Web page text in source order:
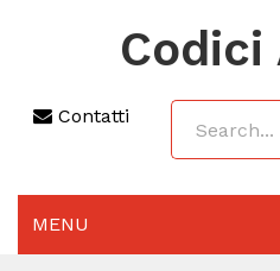
Codici
Contatti
MENU